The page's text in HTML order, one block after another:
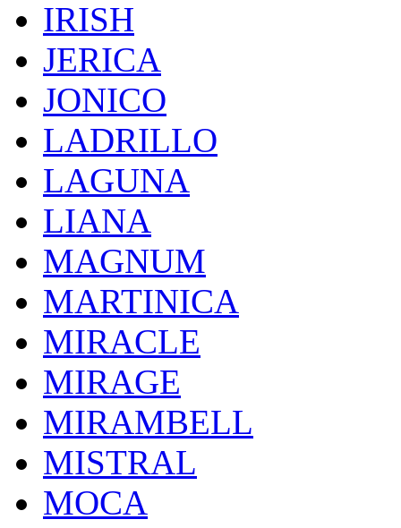
IRISH
JERICA
JONICO
LADRILLO
LAGUNA
LIANA
MAGNUM
MARTINICA
MIRACLE
MIRAGE
MIRAMBELL
MISTRAL
MOCA